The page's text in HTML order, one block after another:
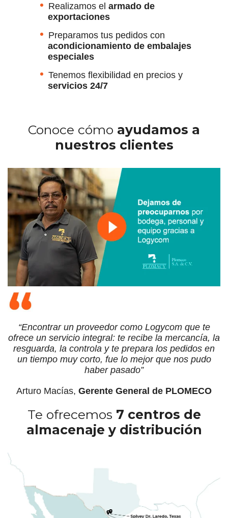
Realizamos el armado de
exportaciones
Preparamos tus pedidos con
acondicionamiento de embalajes
especiales
Tenemos flexibilidad en precios y
servicios 24/7
Conoce cómo ayudamos a
nuestros clientes
“Encontrar un proveedor como Logycom que te
ofrece un servicio integral: te recibe la mercancía, la
resguarda, la controla y te prepara los pedidos en
un tiempo muy corto, fue lo mejor que nos pudo
haber pasado”
Arturo Macías, Gerente General de PLOMECO
Te ofrecemos 7 centros de
almacenaje y distribución